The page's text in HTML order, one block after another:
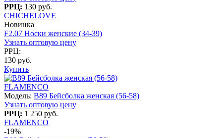
РРЦ: 130 руб.
CHICHELOVE
Новинка
F2.07 Носки женские (34-39)
Узнать оптовую цену
РРЦ:
130 руб.
Купить
FLAMENCO
Модель: B89 Бейсболка женская (56-58)
Узнать оптовую цену
РРЦ: 1 250 руб.
FLAMENCO
-19%